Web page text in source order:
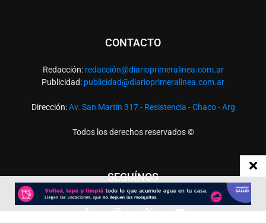
CONTACTO
Redacción: redacción@diarioprimeralinea.com.ar
Publicidad: publicidad@diarioprimeralinea.com.ar
Dirección:Av. San Martín 317 - Resistencia - Chaco - Arg
Todos los derechos reservados ©
SEGUÍNOS